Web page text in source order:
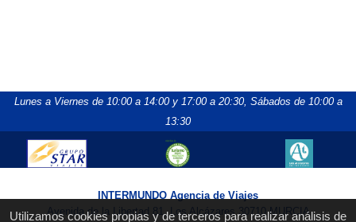
Utilizamos cookies propias y de terceros para realizar análisis de
Lunes a Viernes de 10:00 a 14:00 y 17:00 a 20:30, Sábados de 10:00 a
13:30
INTERMUNDO Agencia de Viajes
Avenida de la Libertad 81, Los Alcázares 30710 MURCIA